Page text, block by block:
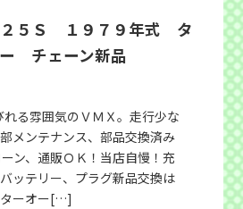
５Ｓ １９７９年式 タ
チェーン新品
れる雰囲気のＶＭＸ。走行少な
メンテナンス、部品交換済み
ン、通販ＯＫ！当店自慢！充
ッテリー、プラグ新品交換は
ターオー[…]